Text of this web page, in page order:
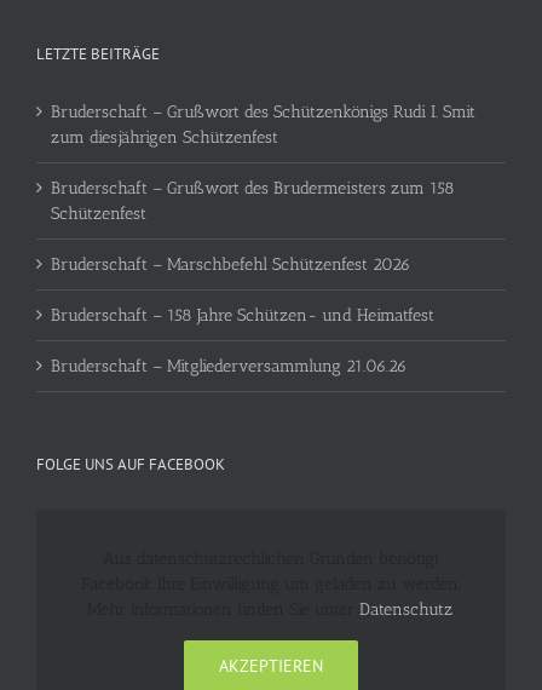
LETZTE BEITRÄGE
Bruderschaft – Grußwort des Schützenkönigs Rudi I. Smit
zum diesjährigen Schützenfest
Bruderschaft – Grußwort des Brudermeisters zum 158
Schützenfest
Bruderschaft – Marschbefehl Schützenfest 2026
Bruderschaft – 158 Jahre Schützen- und Heimatfest
Bruderschaft – Mitgliederversammlung 21.06.26
FOLGE UNS AUF FACEBOOK
Datenschutz
AKZEPTIEREN